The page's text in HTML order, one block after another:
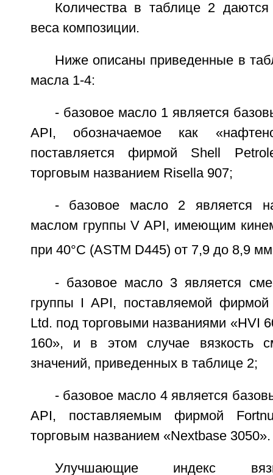
Количества в таблице 2
веса композиции.
Ниже описаны приведенные в
масла 1-4:
- базовое масло 1 является
API, обозначаемое как
поставляется фирмой Shell
торговым названием Risella 907;
- базовое масло 2 является
маслом группы V API, имеющим
при 40°С (ASTM D445) от 7,9 до 8,9 мм
- базовое масло 3 является
группы I API, поставляемой
Ltd. под торговыми названиями «HVI
160», и в этом случае вязкость
значений, приведенных в таблице 2;
- базовое масло 4 является
API, поставляемым фирмой
торговым названием «Nextbase 3050».
Улучшающие индекс